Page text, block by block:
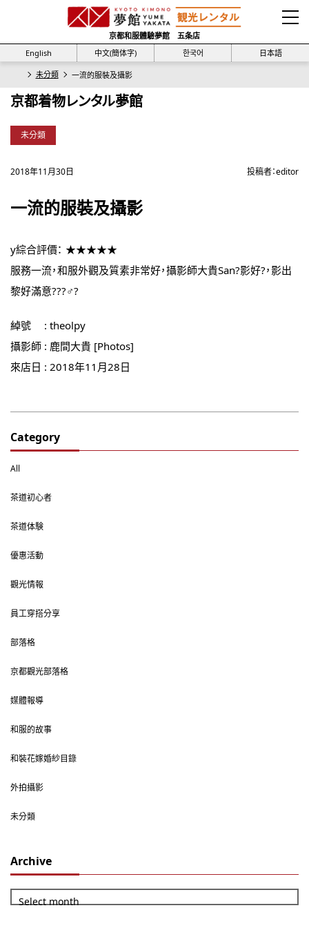
京都和服體驗夢館 五条店
English
中文(簡体字) 한국어 日本語
未分類 一流的服裝及攝影
京都着物レンタル夢館
Category
All
茶道初心者
茶道体験
優惠活動
觀光情報
員工穿搭分享
部落格
京都觀光部落格
媒體報導
和服的故事
和裝花嫁婚紗目錄
外拍攝影
未分類
Archive
Select month
未分類
2018年11月30日 投稿者：editor
一流的服裝及攝影
y綜合評價： ★★★★★
服務一流，和服外觀及質素非常好，攝影師大貴San?影好?，影出
黎好滿意???♂?
綽號 : theolpy
攝影師 : 鹿間大貴 [Photos]
來店日 : 2018年11月28日